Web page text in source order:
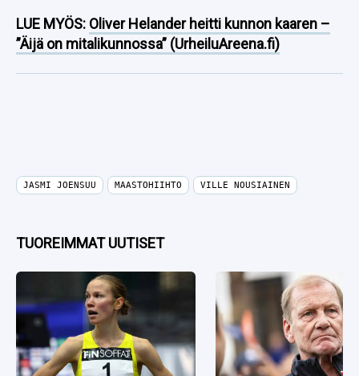
LUE MYÖS: Oliver Helander heitti kunnon kaaren –
”Äijä on mitalikunnossa” (UrheiluAreena.fi)
JASMI JOENSUU MAASTOHIIHTO VILLE NOUSIAINEN
TUOREIMMAT UUTISET